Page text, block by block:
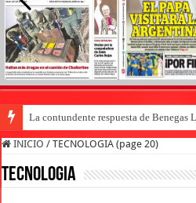
Pedradas, corridas y detenidos frente
INICIO / TECNOLOGIA (page 20)
TECNOLOGIA